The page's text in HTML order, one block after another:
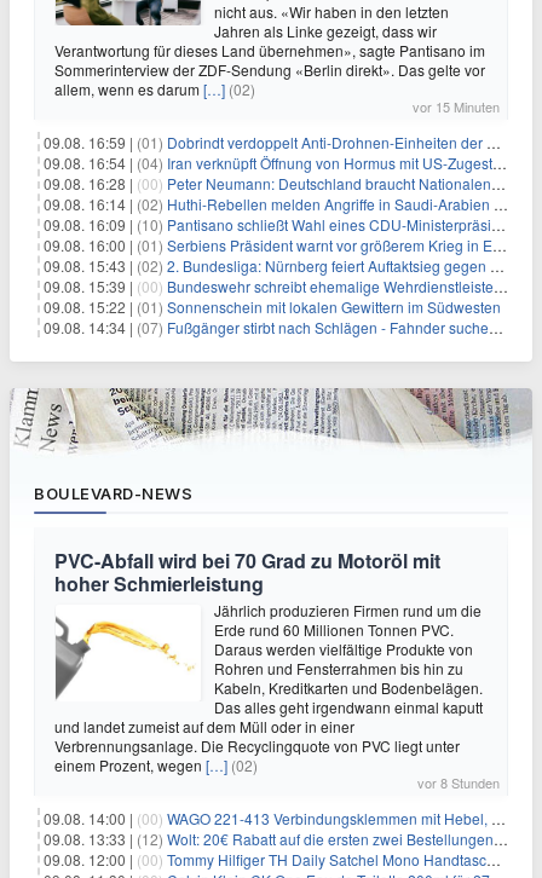
nicht aus. «Wir haben in den letzten
Jahren als Linke gezeigt, dass wir
Verantwortung für dieses Land übernehmen», sagte Pantisano im
Sommerinterview der ZDF-Sendung «Berlin direkt». Das gelte vor
allem, wenn es darum[…] (02)
vor 15 Minuten
09.08. 16:59 | (01) Dobrindt verdoppelt Anti-Drohnen-Einheiten der Bundespolizei
09.08. 16:54 | (04) Iran verknüpft Öffnung von Hormus mit US-Zugeständnissen
09.08. 16:28 | (00) Peter Neumann: Deutschland braucht Nationalen Sicherheitsberater
09.08. 16:14 | (02) Huthi-Rebellen melden Angriffe in Saudi-Arabien und im Jemen
09.08. 16:09 | (10) Pantisano schließt Wahl eines CDU-Ministerpräsident nicht aus
09.08. 16:00 | (01) Serbiens Präsident warnt vor größerem Krieg in Europa
09.08. 15:43 | (02) 2. Bundesliga: Nürnberg feiert Auftaktsieg gegen Dresden
09.08. 15:39 | (00) Bundeswehr schreibt ehemalige Wehrdienstleistende an
09.08. 15:22 | (01) Sonnenschein mit lokalen Gewittern im Südwesten
09.08. 14:34 | (07) Fußgänger stirbt nach Schlägen - Fahnder suchen Autofahrer
BOULEVARD-NEWS
PVC-Abfall wird bei 70 Grad zu Motoröl mit
hoher Schmierleistung
Jährlich produzieren Firmen rund um die
Erde rund 60 Millionen Tonnen PVC.
Daraus werden vielfältige Produkte von
Rohren und Fensterrahmen bis hin zu
Kabeln, Kreditkarten und Bodenbelägen.
Das alles geht irgendwann einmal kaputt
und landet zumeist auf dem Müll oder in einer
Verbrennungsanlage. Die Recyclingquote von PVC liegt unter
einem Prozent, wegen […] (02)
vor 8 Stunden
09.08. 14:00 | (00) WAGO 221-413 Verbindungsklemmen mit Hebel, 50 Stück für 14,99€
09.08. 13:33 | (12) Wolt: 20€ Rabatt auf die ersten zwei Bestellungen für Neukunden
09.08. 12:00 | (00) Tommy Hilfiger TH Daily Satchel Mono Handtasche für 73,97€